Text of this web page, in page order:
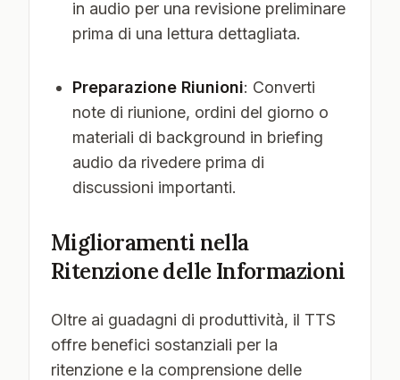
in audio per una revisione preliminare
prima di una lettura dettagliata.
Preparazione Riunioni: Converti
note di riunione, ordini del giorno o
materiali di background in briefing
audio da rivedere prima di
discussioni importanti.
Miglioramenti nella
Ritenzione delle Informazioni
Oltre ai guadagni di produttività, il TTS
offre benefici sostanziali per la
ritenzione e la comprensione delle